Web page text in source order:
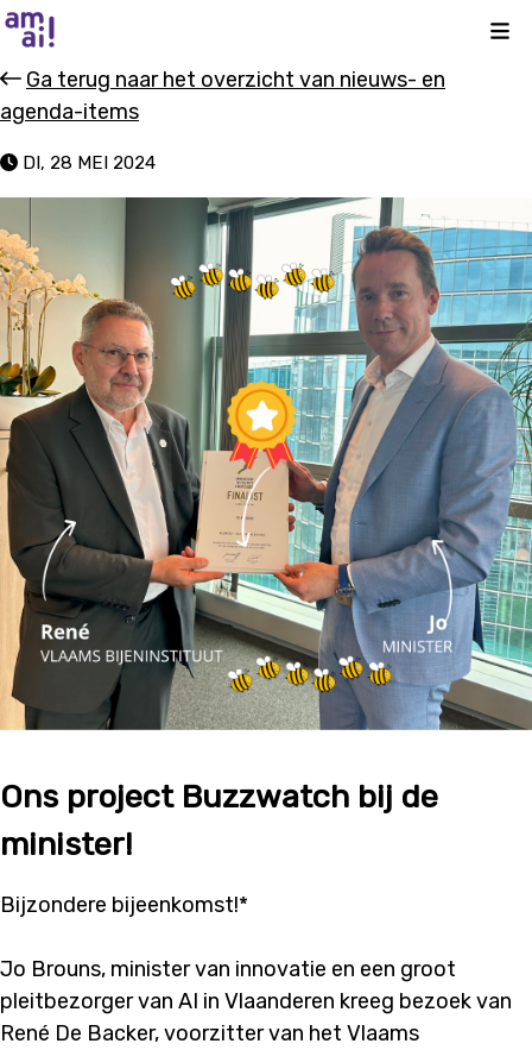
Ga terug naar het overzicht van nieuws- en
agenda-items
DI, 28 MEI 2024
Ons project Buzzwatch bij de
minister!
Bijzondere bijeenkomst!*
Jo Brouns, minister van innovatie en een groot
pleitbezorger van AI in Vlaanderen kreeg bezoek van
René De Backer, voorzitter van het Vlaams